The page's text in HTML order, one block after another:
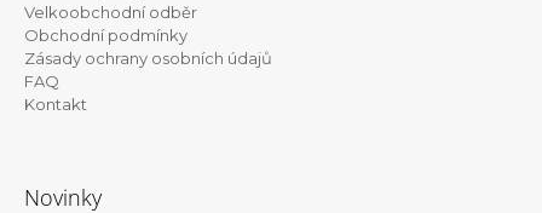
Velkoobchodní odběr
Obchodní podmínky
Zásady ochrany osobních údajů
FAQ
Kontakt
Novinky